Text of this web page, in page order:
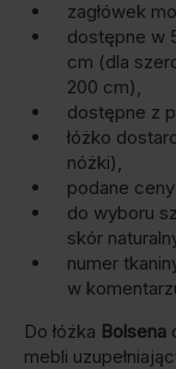
zagłówek
dostępne w
cm (dla
200 cm),
dostępne z
łóżko
nóżki),
podane
do wyboru
skór
numer
w
Do łóżka Bolsena
mebli